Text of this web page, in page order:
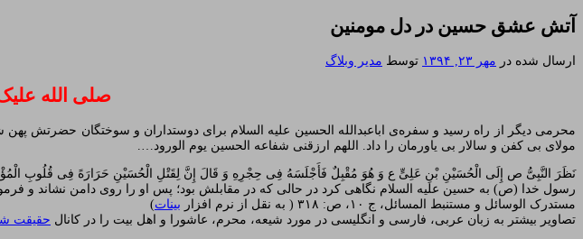
آتش عشق حسین در دل مومنین
ارسال شده در مهر ۲۳, ۱۳۹۴ توسط مدیر وبلاگ
صلی الله علیک
محرمی دیگر از راه رسید و سفره‌ی اباعبدالله الحسین علیه السلام برای دوستداران و سوختگان حضرتش
مولای بی کفن و سالار بی یاورمان را داد. اللهم ارزقنی شفاعه الحسین یوم الورود….
نَظَرَ النَّبِیُّ ص إِلَی الْحُسَیْنِ بْنِ عَلِیٍّ ع وَ هُوَ مُقْبِلٌ فَأَجْلَسَهُ فِی حِجْرِهِ وَ قَالَ إِنَّ لِقَتْلِ الْحُسَیْنِ حَرَارَهً فِی قُلُوبِ
رسول خدا (ص) به حسین علیه السلام نگاهی کرد در حالی که در مقابلش بود؛ پس او را روی دامن نشاند و
مستدرک الوسائل و مستنبط المسائل، ج ‏۱۰، ص: ۳۱۸ ( به نقل از نرم افزار
بینات)
تصاویر بیشتر به زبان عربی، فارسی و انگلیسی در مورد شیعه، محرم، عاشورا و اهل بیت را در کانال حقیقت